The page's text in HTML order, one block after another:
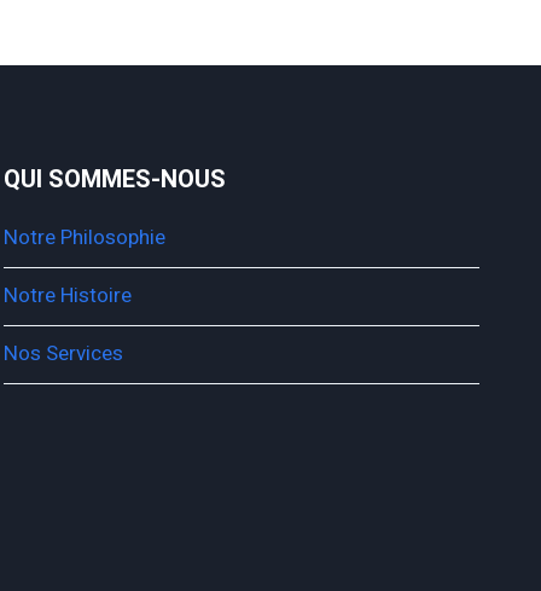
QUI SOMMES-NOUS
Notre Philosophie
Notre Histoire
Nos Services